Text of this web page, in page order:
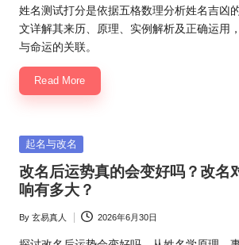
by
姓名测试打分是依据五格数理分析姓名吉凶
文详解其来历、原理、实例解析及正确运用
与命运的关联。
Read More
Posted
起名与改名
改名后运势真的会变好吗？改名
响有多大？
Posted
by
By 玄易真人 2026年6月30日